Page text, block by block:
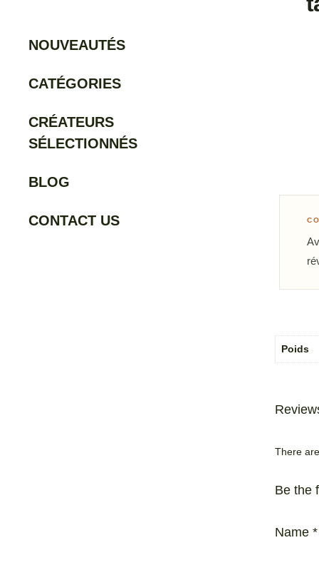
NOUVEAUTÉS
CATÉGORIES
CRÉATEURS
SÉLECTIONNÉS
BLOG
CONTACT US
Poids
There
Be the
Name *